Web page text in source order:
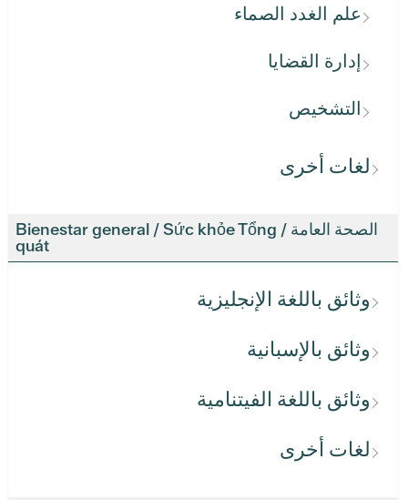
علم الغدد الصماء
إدارة القضايا
التشخيص
لغات أخرى
الصحة العامة / Bienestar general / Sức khỏe Tổng
quát
وثائق باللغة الإنجليزية
وثائق بالإسبانية
وثائق باللغة الفيتنامية
لغات أخرى